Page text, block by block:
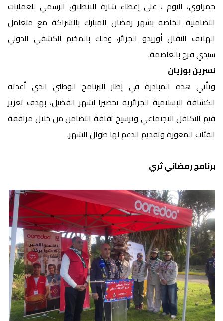
حمزاوي، اليوم ، على إعطاء شارة الانطلاق الرسمي للعمليات
التضامنية الخاصة بشهر رمضان المبارك بالشراكة مع متعامل
الهاتف النقال أوريدو الجزائر، وذلك بالمخيم الكشفي الدولي
سيدي فرج بالعاصمة.
نسرين بوزيان
وتأتي هذه المبادرة في إطار البرنامج الوطني الذي أعدته
الكشافة الإسلامية الجزائرية تحضيرا لشهر الفضيل، بهدف تعزيز
قيم التكافل الاجتماعي وترسيخ ثقافة التضامن من خلال مرافقة
الفئات المعوزة وتقديم الدعم لها طوال الشهر.
برنامج رمضاني ثري